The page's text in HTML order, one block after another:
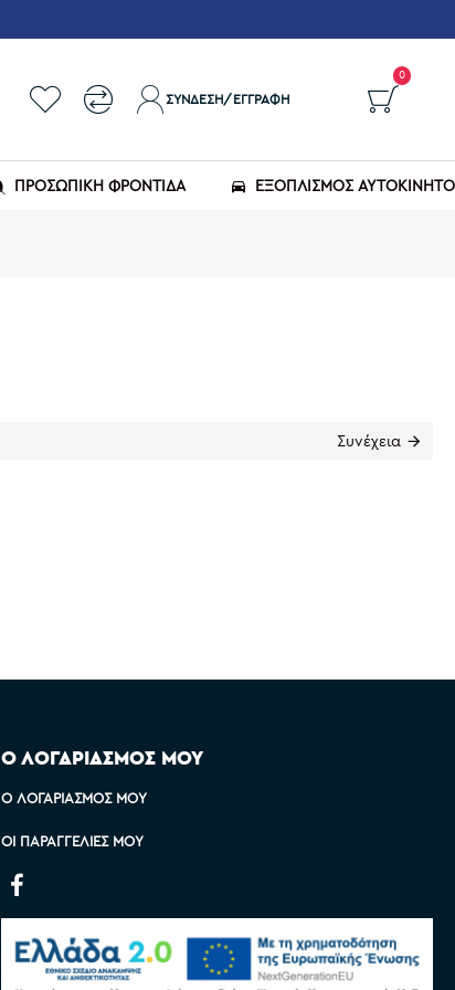
ΣΎΝΔΕΣΗ/ΕΓΓΡΑΦΉ
0
ΠΡΟΣΩΠΙΚΗ ΦΡΟΝΤΙΔΑ ΕΞΟΠΛΙΣΜΌΣ
Συνέχεια
Ο ΛΟΓΑΡΙΑΣΜΟΣ ΜΟΥ
Ο ΛΟΓΑΡΙΑΣΜΌΣ ΜΟΥ
ΟΙ ΠΑΡΑΓΓΕΛΊΕΣ ΜΟΥ